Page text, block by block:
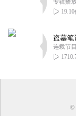
专辑播
连载节
©